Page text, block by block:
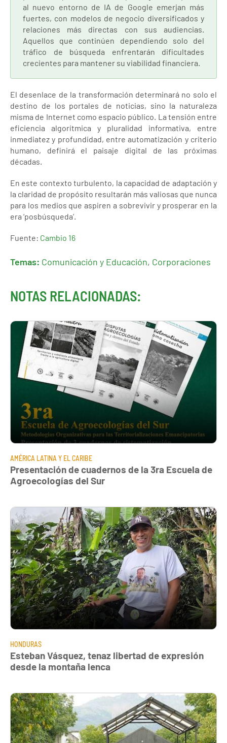
al nuevo entorno de IA de Google emerjan más
fuertes, con modelos de negocio diversificados y
relaciones más directas con sus audiencias.
Aquellos que continúen dependiendo solo del
tráfico de búsqueda enfrentarán dificultades
crecientes para mantener su viabilidad financiera.
El desenlace de la transformación determinará no solo el
destino de los portales de noticias, sino la naturaleza
misma de Internet como espacio público. La tensión entre
eficiencia algorítmica y pluralidad informativa, entre
inmediatez y profundidad, entre automatización y criterio
humano, definirá el paisaje digital de las próximas
décadas.
En este contexto turbulento, la capacidad de adaptación y
la claridad de propósito resultarán más valiosas que nunca
para los medios que aspiren a sobrevivir y prosperar en la
era ‘posbúsqueda’.
Fuente: Cambio 16
Temas: Comunicación y Educación, Corporaciones
NOTAS RELACIONADAS:
AMÉRICA LATINA Y EL CARIBE
Presentación de cuadernos de la 3ra Escuela de
Agroecologías del Sur
HONDURAS
Esteban Vásquez, tenaz libertad de expresión
desde la montaña lenca